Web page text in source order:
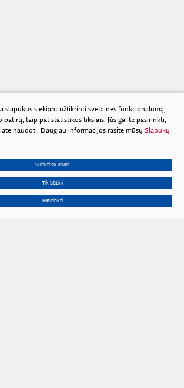
slapukus siekiant užtikrinti svetainės funkcionalumą,
patirtį, taip pat statistikos tikslais. Jūs galite pasirinkti,
naudoti. Daugiau informacijos rasite mūsų Slapukų
Sutikti su visais
Tik būtini
Pasirinkti